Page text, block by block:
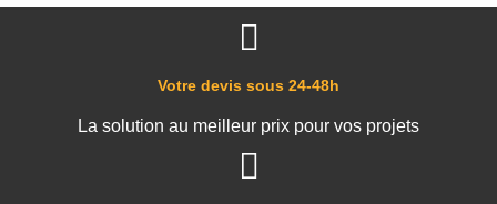
Votre devis sous 24-48h
La solution au meilleur prix pour vos projets